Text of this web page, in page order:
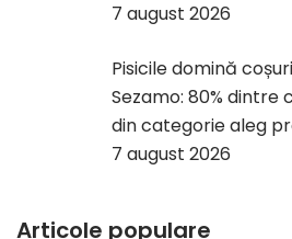
7 august 2026
Pisicile domină
Sezamo: 80%
din categorie aleg
7 august 2026
Articole populare